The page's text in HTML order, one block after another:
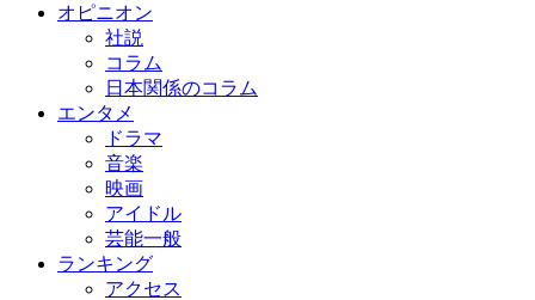
オピニオン
社説
コラム
日本関係のコラム
エンタメ
ドラマ
音楽
映画
アイドル
芸能一般
ランキング
アクセス